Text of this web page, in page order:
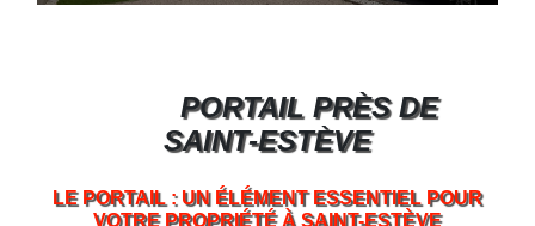
PORTAIL PRÈS DE
SAINT-ESTÈVE
LE PORTAIL : UN ÉLÉMENT ESSENTIEL POUR
VOTRE PROPRIÉTÉ À SAINT-ESTÈVE